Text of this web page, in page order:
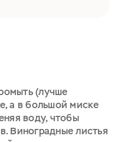
(лучше
а в большой миске
воду, чтобы
Виноградные листья